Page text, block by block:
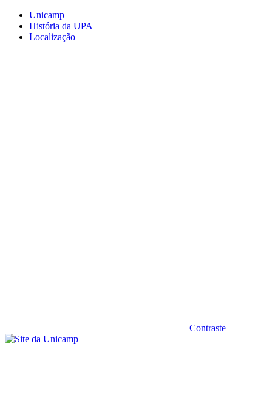
Conteúdo principal
Unicamp
História da UPA
Localização
Contraste